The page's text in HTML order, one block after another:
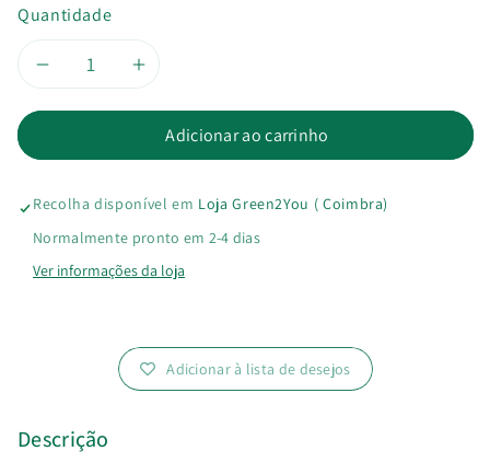
Quantidade
Diminuir
de
Condicionador
Aumentar
de
Condicionador
BioVó
Adicionar ao carrinho
Recolha disponível em Loja Green2You ( Coimbra)
Normalmente pronto em 2-4 dias
Ver informações da loja
Adicionar à lista de desejos
Descrição